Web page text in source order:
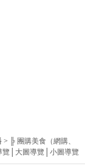
>
╠ 團購美食（網購、
覽 大圖導覽 小圖導覽